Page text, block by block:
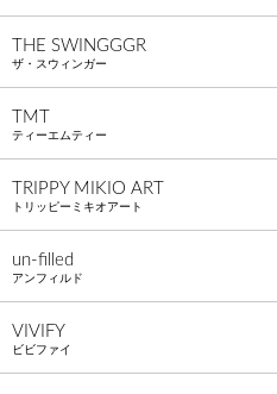
THE SWINGGGR
ザ・スウィンガー
TMT
ティーエムティー
TRIPPY MIKIO ART
トリッピーミキオアート
un-filled
アンフィルド
VIVIFY
ビビファイ